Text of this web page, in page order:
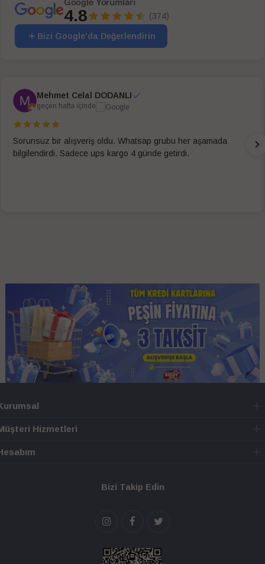
4.8 (374)
Bizi Google'da Değerlendirin
Mehmet Celal DODANLI
geçen hafta içinde
Sorunsuz bir alışveriş oldu. Whatsap grubu her aşamada
bilgilendirdi. Sadece ups kargo 4 günde getirdi.
Hizmetleri
Bizi Takip Edin